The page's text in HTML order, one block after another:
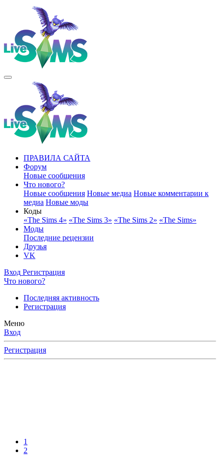
ПРАВИЛА САЙТА
Форум
Новые сообщения
Что нового?
Новые сообщения Новые медиа Новые комментарии к
медиа Новые моды
Коды
«The Sims 4» «The Sims 3» «The Sims 2» «The Sims»
Моды
Последние рецензии
Друзья
VK
Вход Регистрация
Что нового?
Последняя активность
Регистрация
Меню
Вход
Регистрация
1
2